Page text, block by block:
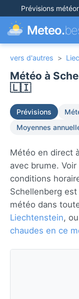
Prévisions
Meteo.
vers d'autres >
Météo à
🇱🇮
Prévisions
Moyennes
Météo en direct
avec brume.
conditions
Schellenberg est
météo dans
Liechtenstein,
chaudes en ce